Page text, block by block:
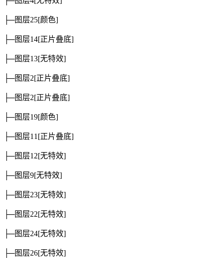
├─图层25[颜色]
├─图层14[正片叠底]
├─图层13[无特效]
├─图层2[正片叠底]
├─图层2[正片叠底]
├─图层19[颜色]
├─图层11[正片叠底]
├─图层12[无特效]
├─图层9[无特效]
├─图层23[无特效]
├─图层22[无特效]
├─图层24[无特效]
├─图层26[无特效]